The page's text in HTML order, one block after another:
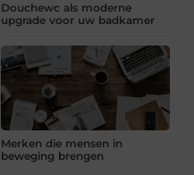
Douchewc als moderne
upgrade voor uw badkamer
Merken die mensen in
beweging brengen